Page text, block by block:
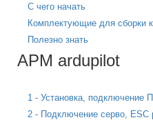
С чего начать
Комплектующие для сборки
Полезно знать
APM ardupilot
1 - Установка, подключение
2 - Подключение серво, ESC